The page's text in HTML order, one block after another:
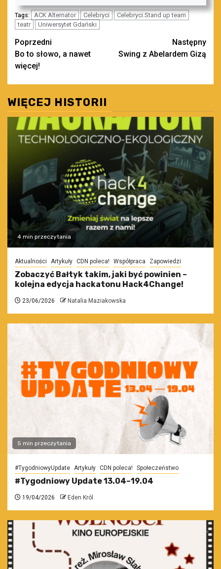
Tags: ACK Alternator Celebryci
Celebryci.Stand up team
teatr
Uniwersytet Gdański
Zobacz
wpisy
Poprzedni
Bo to słowo, a nawet
więcej!
Następny
Swing z Abelardem Gizą
WIĘCEJ HISTORII
4 min przeczytania
Aktualności Artykuły CDN poleca! Współpraca Zapowiedzi
Zobaczyć Bałtyk takim, jaki być powinien –
kolejna edycja hackatonu Hack4Change!
23/06/2026 Natalia Maziakowska
5 min przeczytania
#TygodniowyUpdate Artykuły CDN poleca! Społeczeństwo
#Tygodniowy Update 13.04–19.04
19/04/2026 Eden Król